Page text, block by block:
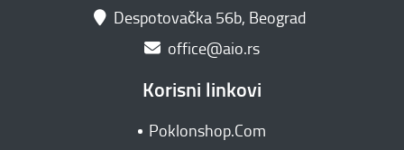
Despotovačka 56b, Beograd
office@aio.rs
Korisni linkovi
Poklonshop.Com